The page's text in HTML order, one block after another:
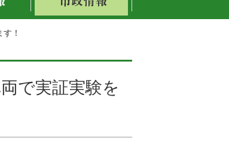
！
で実証実験を